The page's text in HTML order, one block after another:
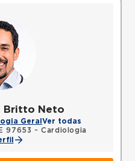
Britto Neto
Geral Ver todas
97653 - Cardiologia